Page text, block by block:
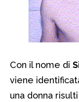
Con il nome di
viene
una donna